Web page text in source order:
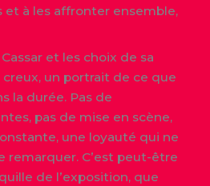
et à les affronter ensemble,
et les choix de sa
un portrait de ce que
la durée. Pas de
pas de mise en scène,
une loyauté qui ne
remarquer. C’est peut-être
de l’exposition, que